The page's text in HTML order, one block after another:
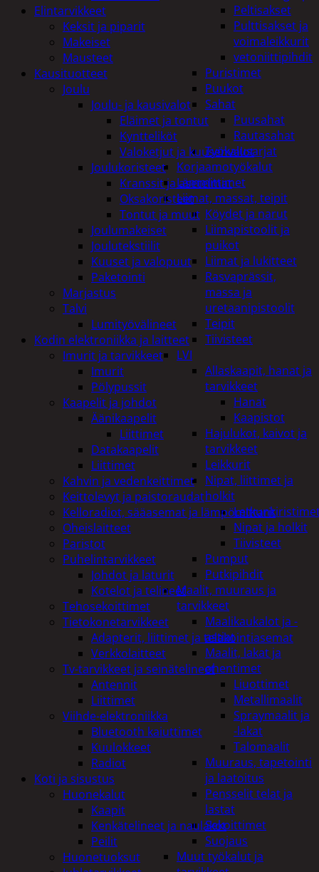
Peltisakset
Pulttisakset ja
voimaleikkurit
vetoniittipihdit
Puristimet
Puukot
Sahat
Puusahat
Rautasahat
Työkalusarjat
Korjaamotyökalut
Lämmittimet
Liimat, massat, teipit
Köydet ja narut
Liimapistoolit ja
puikot
Liimat ja lukitteet
Rasvaprässit,
massa ja
uretaanipistoolit
Teipit
Tiivisteet
LVI
Allaskaapit, hanat ja
tarvikkeet
Hanat
Kaapistot
Hajulukot, kaivot ja
tarvikkeet
Leikkurit
Nipat, liittimet ja
holkit
Nipat ja holkit
Tiivisteet
Pumput
Putkipihdit
Maalit, muuraus ja
tarvikkeet
Maalikaukalot ja -
astiat
Maalit, lakat ja
ohentimet
Liuottimet
Metallimaalit
Spraymaalit ja
-lakat
Talomaalit
Muuraus, tapetointi
ja laatoitus
Pensselit telat ja
lastat
Sekoittimet
Suojaus
Muut työkalut ja
Elintarvikkeet
Keksit ja piparit
Makeiset
Mausteet
Kausituotteet
Joulu
Joulu- ja kausivalot
Eläimet ja tontut
Kyntteliköt
Valoketjut ja kuusenvalot
Joulukoristeet
Kranssit ja asetelmat
Oksakoristeet
Tontut ja muut
Joulumakeiset
Joulutekstiilit
Kuuset ja valopuut
Paketointi
Marjastus
Talvi
Lumityövälineet
Kodin elektroniikka ja laitteet
Imurit ja tarvikkeet
Imurit
Pölypussit
Kaapelit ja johdot
Äänikaapelit
Liittimet
Datakaapelit
Liittimet
Kahvin ja vedenkeittimet
Keittolevyt ja paistoraudat
Kelloradiot, sääasemat ja lämpömittarit
Oheislaitteet
Paristot
Puhelintarvikkeet
Johdot ja laturit
Kotelot ja telineet
Tehosekoittimet
Tietokonetarvikkeet
Adapterit, liittimet ja telakointiasemat
Verkkolaitteet
Tv-tarvikkeet ja seinätelineet
Antennit
Liittimet
Viihde-elektroniikka
Bluetooth kaiuttimet
Kuulokkeet
Radiot
Koti ja sisustus
Huonekalut
Kaapit
Kenkätelineet ja naulakot
Peilit
Huonetuoksut